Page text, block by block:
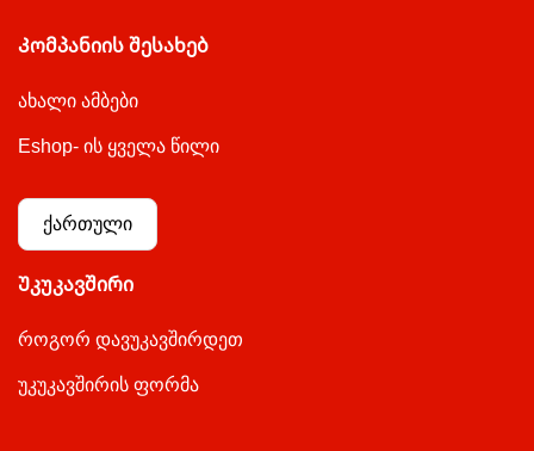
Კომპანიის შესახებ
ახალი ამბები
Eshop- ის ყველა წილი
ქართული
Უკუკავშირი
როგორ დავუკავშირდეთ
უკუკავშირის ფორმა